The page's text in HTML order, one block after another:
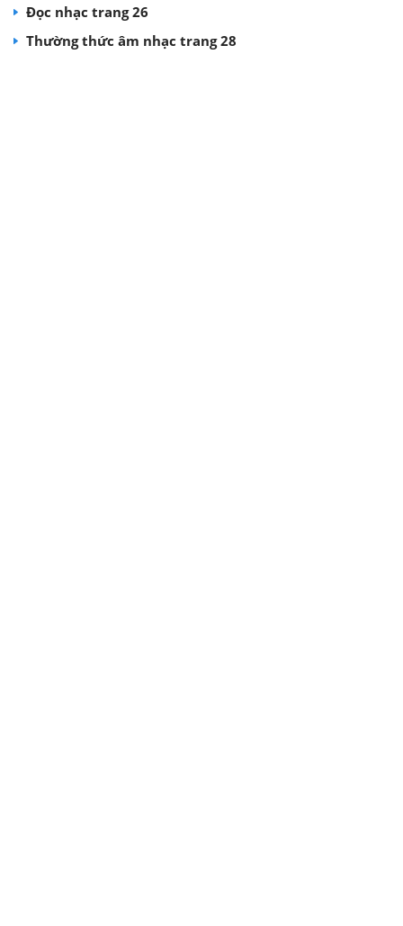
Đọc nhạc trang 26
Thường thức âm nhạc trang 28